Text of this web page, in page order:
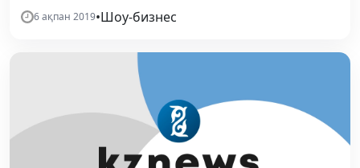
6 ақпан 2019•Шоу-бизнес